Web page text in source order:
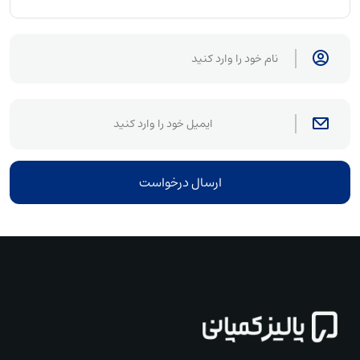
توسعه بازار باشد، ثبت شرکت معمولاً از مسیرهای دارایی‌محور مثل
خرید ملک عملیاتی‌تر است.
شرکت Mainland
شرکت Free Zone
شرکت Mainland برای فعالیت در بازار داخلی امارات، فروش
که الزاماً نیاز به فروش مستقیم داخل امارات ندارند.
ارسال درخواست